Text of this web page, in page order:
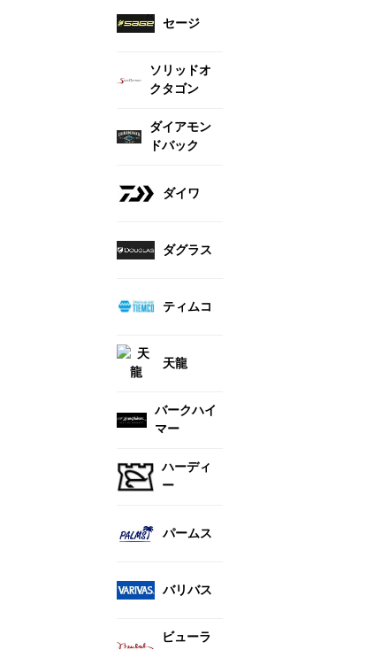
セージ
ソリッドオ
クタゴン
ダイアモン
ドバック
ダイワ
ダグラス
ティムコ
天龍
バークハイ
マー
ハーディ
ー
パームス
バリバス
ビューラ